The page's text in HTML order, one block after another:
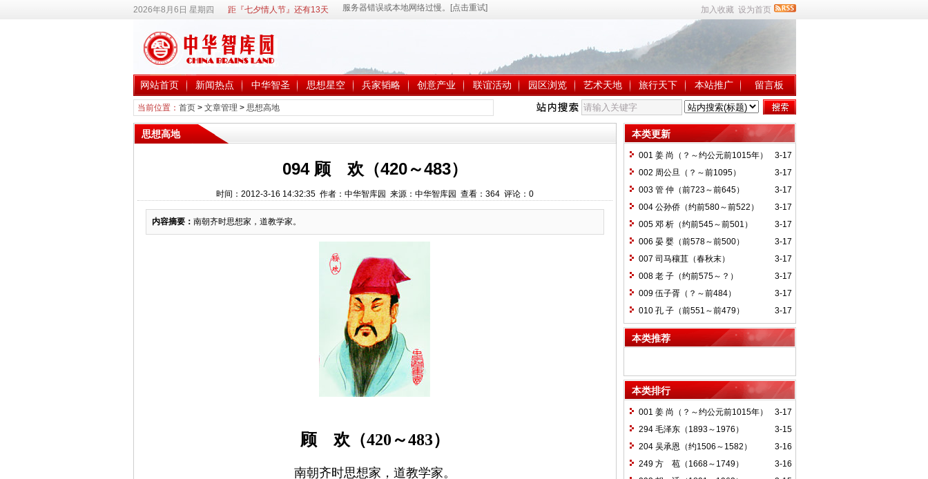
2026年8月6日 星期四 距『七夕情人节』还有13天 加入收藏 设为首页
网站首页 新闻热点 中华智圣 思想星空 兵家韬略 创意产业 联谊活动 园区浏览 艺术天地 旅行天下 本站推广 留言板
当前位置： 首页> 文章管理 > 思想高地
思想高地
094 顾 欢（420～483）
时间：2012-3-16 14:32:35 作者：中华智库园 来源：中华智库园 查看： 364评论： 0
内容摘要： 南朝齐时思想家，道教学家。
顾 欢（420 ～483）
南朝齐时思想家，道教学家。
本类更新
3-17
001 姜 尚（？～约公元前1015年）
3-17
002 周公旦（？～前1095）
3-17
003 管 仲（前723～前645）
3-17
004 公孙侨（约前580～前522）
3-17
005 邓 析（约前545～前501）
3-17
006 晏 婴（前578～前500）
3-17
007 司马穰苴（春秋末）
3-17
008 老 子（约前575～？）
3-17
009 伍子胥（？～前484）
3-17
010 孔 子（前551～前479）
本类推荐
本类排行
3-17
001 姜 尚（？～约公元前1015年）
3-15
294 毛泽东（1893～1976）
3-16
204 吴承恩（约1506～1582）
3-16
249 方 苞（1668～1749）